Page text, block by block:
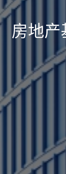
房地